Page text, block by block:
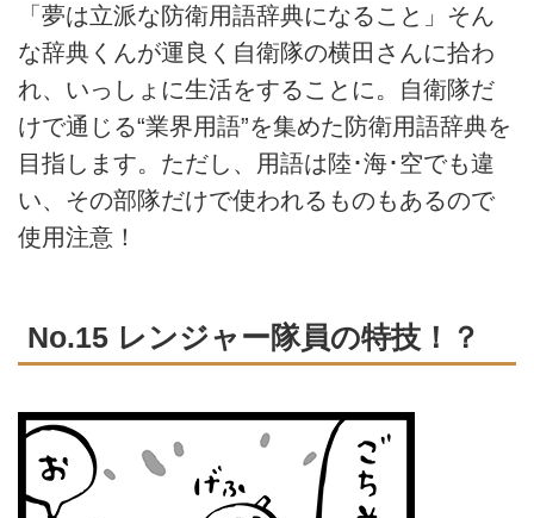
「夢は立派な防衛用語辞典になること」そん
な辞典くんが運良く自衛隊の横田さんに拾わ
れ、いっしょに生活をすることに。自衛隊だ
けで通じる“業界用語”を集めた防衛用語辞典を
目指します。ただし、用語は陸･海･空でも違
い、その部隊だけで使われるものもあるので
使用注意！
No.15 レンジャー隊員の特技！？